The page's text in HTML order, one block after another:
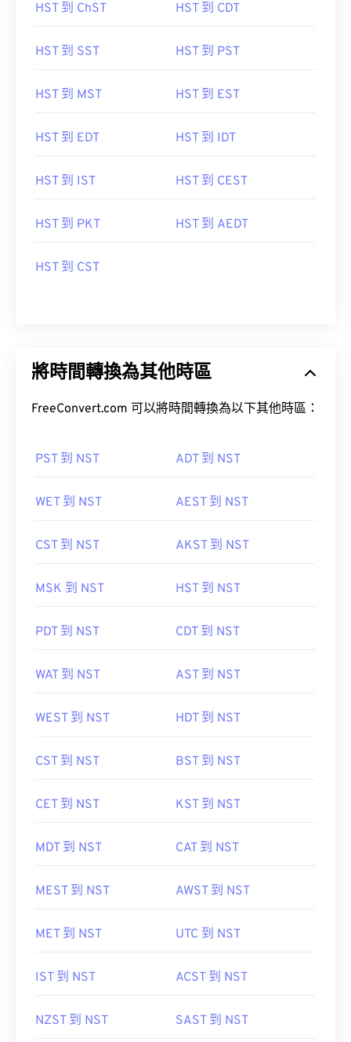
HST 到 ChST HST 到 CDT
HST 到 SST HST 到 PST
HST 到 MST HST 到 EST
HST 到 EDT HST 到 IDT
HST 到 IST HST 到 CEST
HST 到 PKT HST 到 AEDT
HST 到 CST
將時間轉換為其他時區
FreeConvert.com 可以將時間轉換為以下其他時區：
PST 到 NST ADT 到 NST
WET 到 NST AEST 到 NST
CST 到 NST AKST 到 NST
MSK 到 NST HST 到 NST
PDT 到 NST CDT 到 NST
WAT 到 NST AST 到 NST
WEST 到 NST HDT 到 NST
CST 到 NST BST 到 NST
CET 到 NST KST 到 NST
MDT 到 NST CAT 到 NST
MEST 到 NST AWST 到 NST
MET 到 NST UTC 到 NST
IST 到 NST ACST 到 NST
NZST 到 NST SAST 到 NST